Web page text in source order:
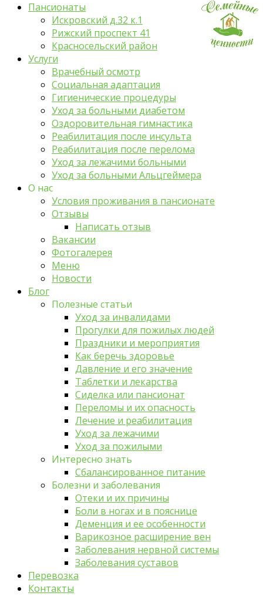
Пансионаты
Искровский д.32 к.1
Рижский проспект 41
Красносельский район
Услуги
Врачебный осмотр
Социальная адаптация
Гигиенические процедуры
Уход за больными диабетом
Оздоровительная гимнастика
Реабилитация после инсульта
Реабилитация после перелома
Уход за лежачими больными
Уход за больными Альцгеймера
О нас
Условия проживания в пансионате
Отзывы
Написать отзыв
Вакансии
Фотогалерея
Меню
Новости
Блог
Полезные статьи
Уход за инвалидами
Прогулки для пожилых людей
Праздники и мероприятия
Как беречь здоровье
Давление и его значение
Таблетки и лекарства
Сиделка или пансионат
Переломы и их опасность
Лечение и реабилитация
Уход за лежачими
Уход за пожилыми
Интересно знать
Сбалансированное питание
Болезни и заболевания
Отеки и их причины
Боли в ногах и в пояснице
Деменция и ее особенности
Варикозное расширение вен
Заболевания нервной системы
Заболевания суставов
Перевозка
Контакты